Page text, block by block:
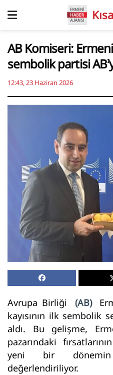
AB Komiseri: Ermeni
sembolik partisi
12:43, 23 Haziran 2026
Avrupa Birliği (AB)
kayısının ilk sembolik
aldı. Bu gelişme,
pazarındaki
yeni bir dönemin
değerlendiriliyor.